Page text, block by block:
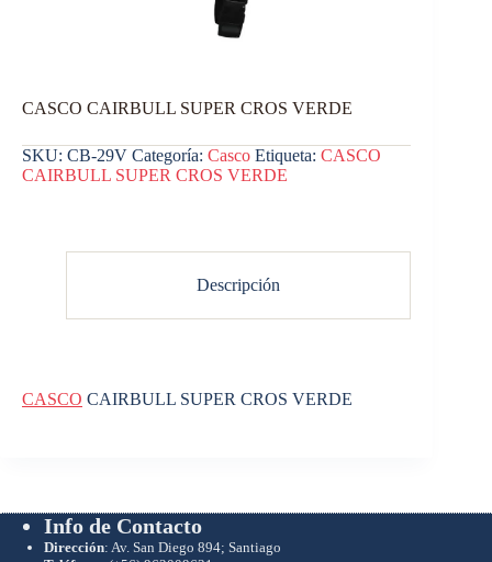
CASCO CAIRBULL SUPER CROS VERDE
SKU: CB-29V Categoría: Casco Etiqueta: CASCO
CAIRBULL SUPER CROS VERDE
Descripción
CASCO CAIRBULL SUPER CROS VERDE
Info de Contacto
Dirección: Av. San Diego 894; Santiago